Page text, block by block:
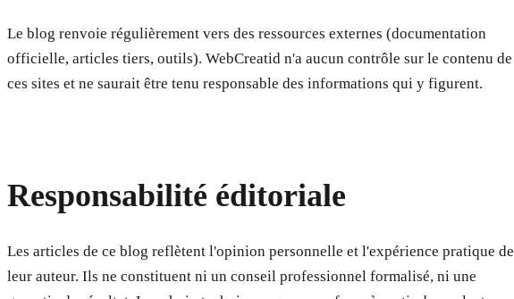
Le blog renvoie régulièrement vers des ressources externes (documentation
officielle, articles tiers, outils). WebCreatid n'a aucun contrôle sur le contenu de
ces sites et ne saurait être tenu responsable des informations qui y figurent.
Responsabilité éditoriale
Les articles de ce blog reflètent l'opinion personnelle et l'expérience pratique de
leur auteur. Ils ne constituent ni un conseil professionnel formalisé, ni une